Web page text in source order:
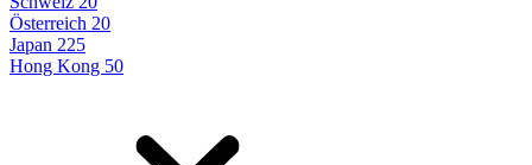
Österreich 20
Japan 225
Hong Kong 50